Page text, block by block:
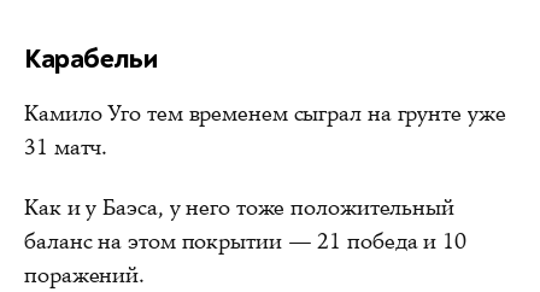
Карабельи
Камило Уго тем временем сыграл на грунте уже
31 матч.
Как и у Баэса, у него тоже положительный
баланс на этом покрытии — 21 победа и 10
поражений.